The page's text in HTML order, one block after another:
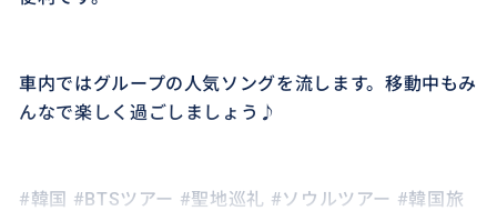
車内ではグループの人気ソングを流します。移動中もみ
んなで楽しく過ごしましょう♪
#韓国 #BTSツアー #聖地巡礼 #ソウルツアー #韓国旅